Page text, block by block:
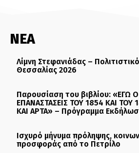
ΝΕΑ
Λίμνη Στεφανιάδας –
Θεσσαλίας 2026
Παρουσίαση του βιβλίου: «ΕΓΩ
ΕΠΑΝΑΣΤΑΣΕΙΣ ΤΟΥ 1854 ΚΑΙ ΤΟΥ
ΚΑΙ ΑΡΤΑ» – Πρόγραμμα
Ισχυρό μήνυμα πρόληψης,
προσφοράς από το Πετρίλο